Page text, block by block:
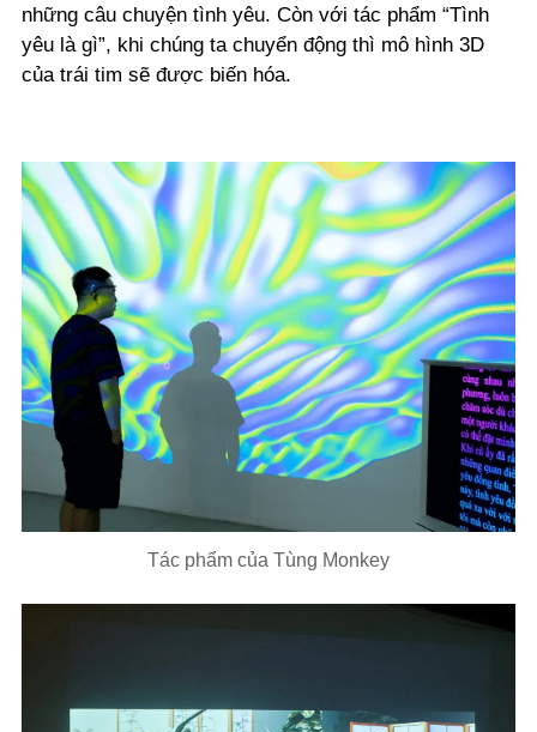
những câu chuyện tình yêu. Còn với tác phẩm “Tình
yêu là gì”, khi chúng ta chuyển động thì mô hình 3D
của trái tim sẽ được biến hóa.
Tác phẩm của Tùng Monkey